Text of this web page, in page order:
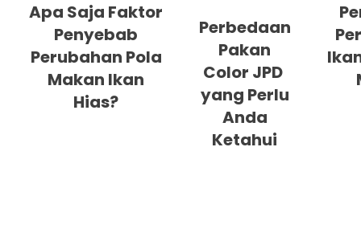
Apa Saja Faktor
Penyebab
Perubahan Pola
Makan Ikan
Hias?
Perbedaan
Pakan
Color JPD
yang Perlu
Anda
Ketahui